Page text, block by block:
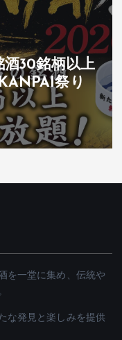
国54蔵・250
可能『第31
見どころ紹
を一堂に集め、伝統や
な発見と楽しみを提供